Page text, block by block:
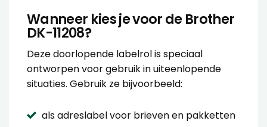
Wanneer kies je voor de Brother
DK-11208?
Deze doorlopende labelrol is speciaal
ontworpen voor gebruik in uiteenlopende
situaties. Gebruik ze bijvoorbeeld:
als adreslabel voor brieven en pakketten